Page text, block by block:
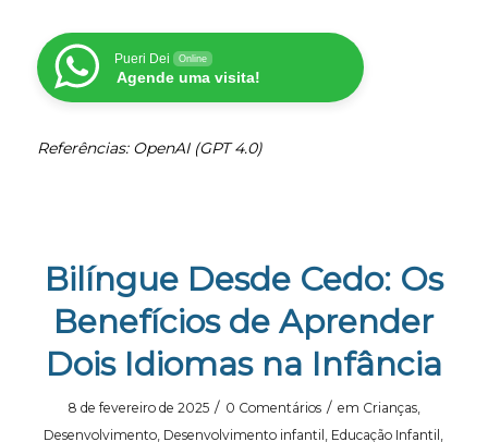
Pueri Dei Online
Agende uma visita!
Referências: OpenAI (GPT 4.0)
Bilíngue Desde Cedo: Os
Benefícios de Aprender
Dois Idiomas na Infância
8 de fevereiro de 2025 / 0 Comentários / em Crianças,
Desenvolvimento, Desenvolvimento infantil , Educação Infantil ,